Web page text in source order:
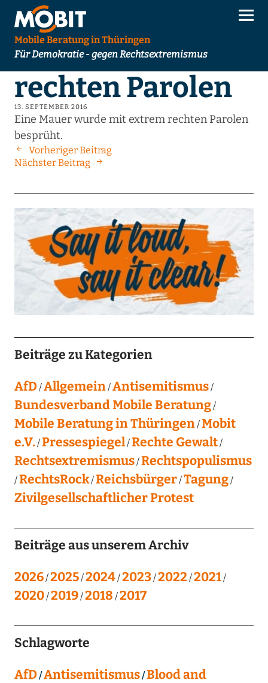
Mobile Beratung in Thüringen
Für Demokratie - gegen Rechtsextremismus
rechten Parolen
13. SEPTEMBER 2016
Eine Mauer wurde mit extrem rechten Parolen
besprüht.
Vorheriger Beitrag
Nächster Beitrag
Beiträge zu Kategorien
AfD Allgemein Antisemitismus
Bundesverband Mobile Beratung
Mobile Beratung in Thüringen Mobit
e.V. Pressespiegel Rechte Gewalt
Rechtsextremismus Rechtspopulismus
RechtsRock Reichsbürger Tagung
Zivilgesellschaftlicher Protest
Beiträge aus unserem Archiv
2026 2025 2024 2023 2022 2021
2020 2019 2018 2017
Schlagworte
AfD Antisemitismus Blood and